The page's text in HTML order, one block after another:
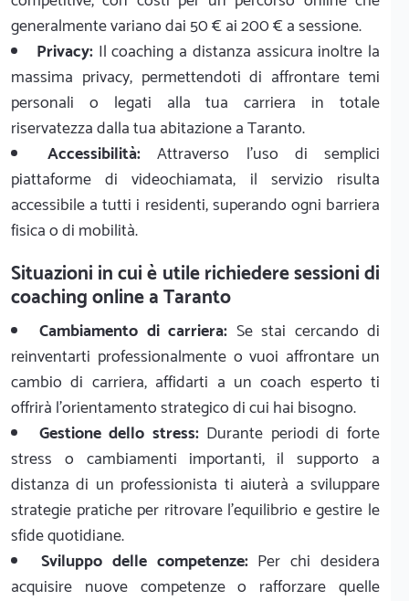
generalmente variano dai 50 € ai 200 € a sessione.
Privacy:Il coaching a distanza assicura inoltre la
massima privacy, permettendoti di affrontare temi
personali o legati alla tua carriera in totale
riservatezza dalla tua abitazione a Taranto.
Accessibilità: Attraverso l'uso di semplici
piattaforme di videochiamata, il servizio risulta
accessibile a tutti i residenti, superando ogni barriera
fisica o di mobilità.
Situazioni in cui è utile richiedere sessioni di
coaching online a Taranto
Cambiamento di carriera: Se stai cercando di
reinventarti professionalmente o vuoi affrontare un
cambio di carriera, affidarti a un coach esperto ti
offrirà l'orientamento strategico di cui hai bisogno.
Gestione dello stress:Durante periodi di forte
stress o cambiamenti importanti, il supporto a
distanza di un professionista ti aiuterà a sviluppare
strategie pratiche per ritrovare l'equilibrio e gestire le
sfide quotidiane.
Sviluppo delle competenze:Per chi desidera
acquisire nuove competenze o rafforzare quelle